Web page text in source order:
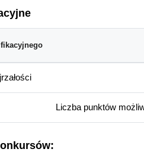
Liczba punktów